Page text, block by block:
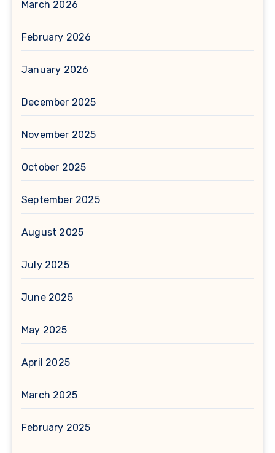
March 2026
February 2026
January 2026
December 2025
November 2025
October 2025
September 2025
August 2025
July 2025
June 2025
May 2025
April 2025
March 2025
February 2025